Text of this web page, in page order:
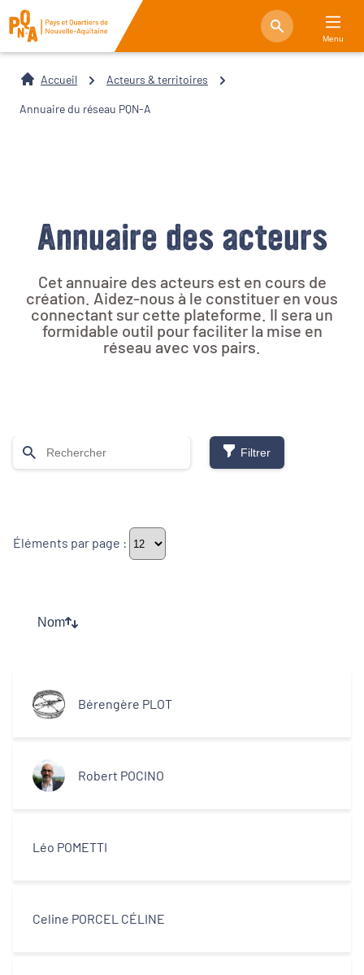
Menu
Accueil Acteurs & territoires
Annuaire du réseau PQN-A
Annuaire des acteurs
Cet annuaire des acteurs est en cours de
création. Aidez-nous à le constituer en vous
connectant sur cette plateforme. Il sera un
formidable outil pour faciliter la mise en
réseau avec vos pairs.
Éléments par page :
Filtrer
Thématiques
Dynamiques territoriales pour l’emploi
Territoires
Nom
Bérengère PLOT
Robert POCINO
Léo POMETTI
Celine PORCEL CÉLINE